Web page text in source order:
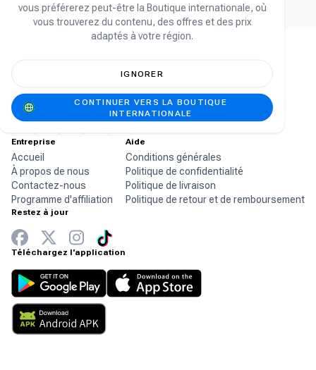
La boutique en ligne leader en Afrique pour
vos produits de jeux préférés.
Entreprise
Accueil
À propos de nous
Contactez-nous
Programme d'affiliation
Aide
Conditions générales
Politique de confidentialité
Politique de livraison
Politique de retour et de remboursement
Restez à jour
Téléchargez l'application
vous préférerez peut-être la Boutique internationale, où
vous trouverez du contenu, des offres et des prix
adaptés à votre région.
IGNORER
CONTINUER VERS LA BOUTIQUE
INTERNATIONALE